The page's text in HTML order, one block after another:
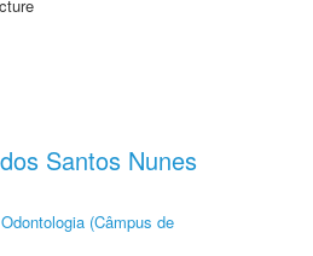
Santos Nunes
(Câmpus de